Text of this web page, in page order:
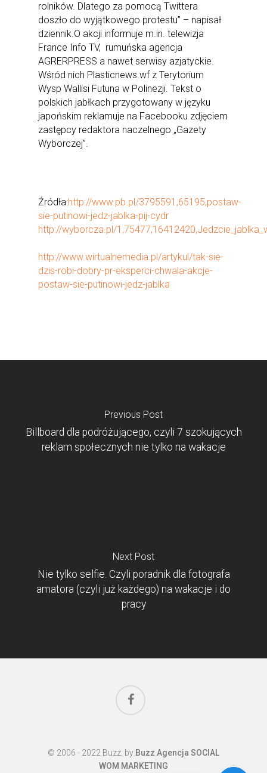
rolników. Dlatego za pomocą Twittera
doszło do wyjątkowego protestu” – napisał
dziennik.O akcji informuje m.in. telewizja
France Info TV, rumuńska agencja
AGRERPRESS a nawet serwisy azjatyckie.
Wśród nich Plasticnews.wf z Terytorium
Wysp Wallisi Futuna w Polinezji. Tekst o
polskich jabłkach przygotowany w języku
japońskim reklamuje na Facebooku zdjęciem
zastępcy redaktora naczelnego „Gazety
Wyborczej”.
Źródła:http://www.pb.pl/3795591,65195,postaw-
sie-putinowi-jedz-jablka-pij-cydr
http://wyborcza.pl/
http://www.wirtualnemedia.pl/artykul/tak-sie-
dzis-robi-dobry-pr-eksperci-chwala-akcje-
postaw-sie-putinowi-jedz-jablka
Previous Post
Billboard dla podróżującego, czyli 7 szokujących
reklam społecznych nie tylko na wakacje
Next Post
Nie tylko selfie. Czyli poradnik dla fotografa
amatora (czyli już każdego) na wakacje i do
pracy
facebook
© 2006 - 2022 Buzz. by Buzz Agencja SOCIAL
WOM MARKETING